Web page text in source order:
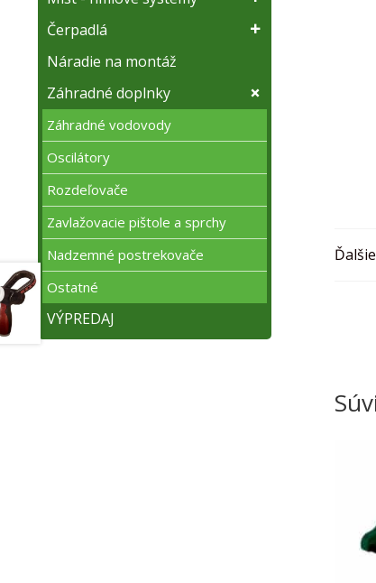
Čerpadlá
Náradie na montáž
Záhradné doplnky
Záhradné vodovody
Oscilátory
Rozdeľovače
Zavlažovacie pištole a sprchy
Nadzemné postrekovače
Ostatné
VÝPREDAJ